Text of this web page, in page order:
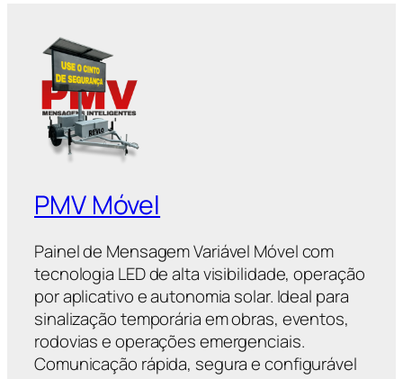
PMV Móvel
Painel de Mensagem Variável Móvel com
tecnologia LED de alta visibilidade, operação
por aplicativo e autonomia solar. Ideal para
sinalização temporária em obras, eventos,
rodovias e operações emergenciais.
Comunicação rápida, segura e configurável